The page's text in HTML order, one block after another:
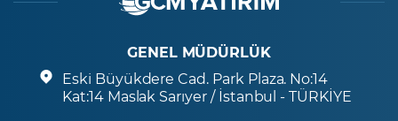
GENEL MÜDÜRLÜK
Eski Büyükdere Cad. Park Plaza. No:14
Kat:14 Maslak Sarıyer / İstanbul - TÜRKİYE